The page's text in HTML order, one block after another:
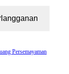
Persemayaman